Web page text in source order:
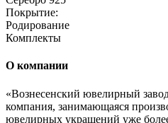
Покрытие:
Родирование
Комплекты
О компании
«Вознесенский ювелирный
компания, занимающаяся
ювелирных украшений уже